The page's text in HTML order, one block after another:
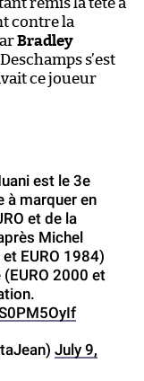
contre la
Bradley
s’est
ce joueur
est le 3e
à marquer en
et de la
Michel
EURO 1984)
2000 et
July 9,